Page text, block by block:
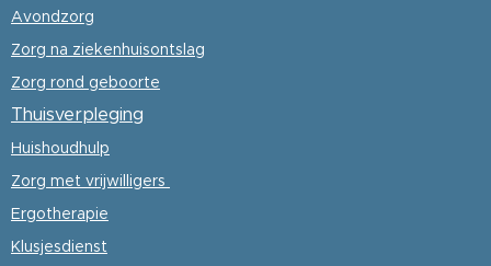
Avondzorg
Zorg na ziekenhuisontslag
Zorg rond geboorte
Thuisverpleging
Huishoudhulp
Zorg met vrijwilligers
Ergotherapie
Klusjesdienst